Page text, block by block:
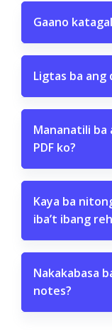
Gaano
Ligtas ba ang
Mananatili ba
PDF ko?
Kaya ba
iba’t ibang
Nakakabasa
notes?